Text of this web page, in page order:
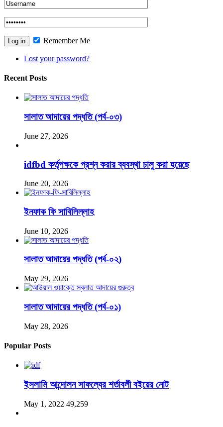
Remember Me
Lost your password?
Recent Posts
সালাত আদায়ের পদ্ধতি (পর্ব-০৩)
June 27, 2026
idfbd কর্তৃপক্ষকে প্রশ্ন করার ব্যবস্থা চালু করা হয়েছে
June 20, 2026
ইনফাক ফি সাবিলিল্লাহ
June 10, 2026
সালাত আদায়ের পদ্ধতি (পর্ব-০২)
May 29, 2026
সালাত আদায়ের পদ্ধতি (পর্ব-০১)
May 28, 2026
Popular Posts
ইসলামি আন্দোলন সাফল্যের শর্তাবলী বইয়ের নোট
May 1, 2022 49,259